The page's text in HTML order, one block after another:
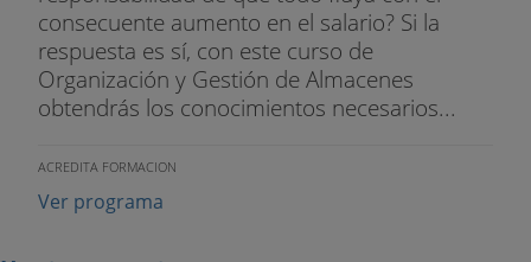
recursos humanos en logística, control de
aprovisionamiento, compras, orden de fabricación,
pedidos, devoluciones, inventario, entre otras).
consecuente aumento en el salario? Si la
respuesta es sí, con este curso de
Organización y Gestión de Almacenes
obtendrás los conocimientos necesarios...
ACREDITA FORMACION
Ver programa